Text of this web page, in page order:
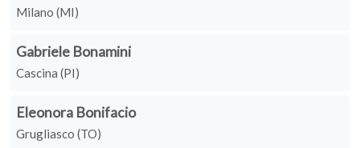
Milano (MI)
Gabriele Bonamini
Cascina (PI)
Eleonora Bonifacio
Grugliasco (TO)